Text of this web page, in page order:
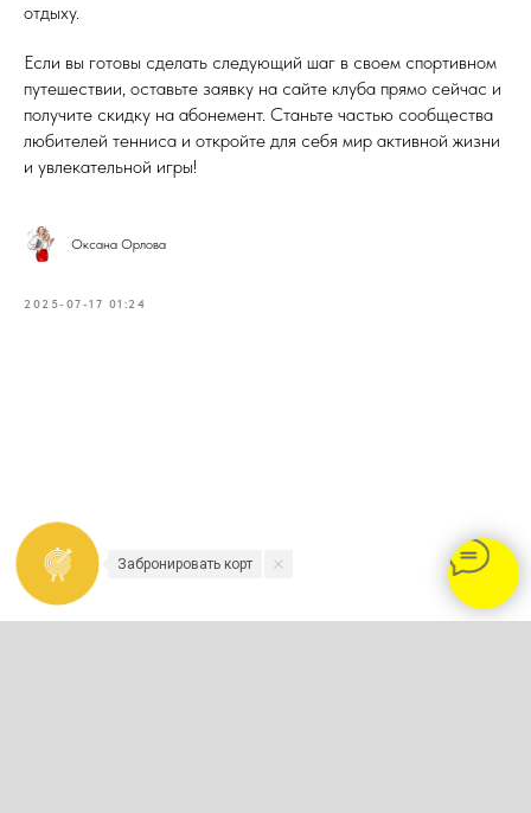
отдыху.
Если вы готовы сделать следующий шаг в своем спортивном
путешествии, оставьте заявку на сайте клуба прямо сейчас и
получите скидку на абонемент. Станьте частью сообщества
любителей тенниса и откройте для себя мир активной жизни
и увлекательной игры!
Оксана Орлова
2025-07-17 01:24
Забронировать корт